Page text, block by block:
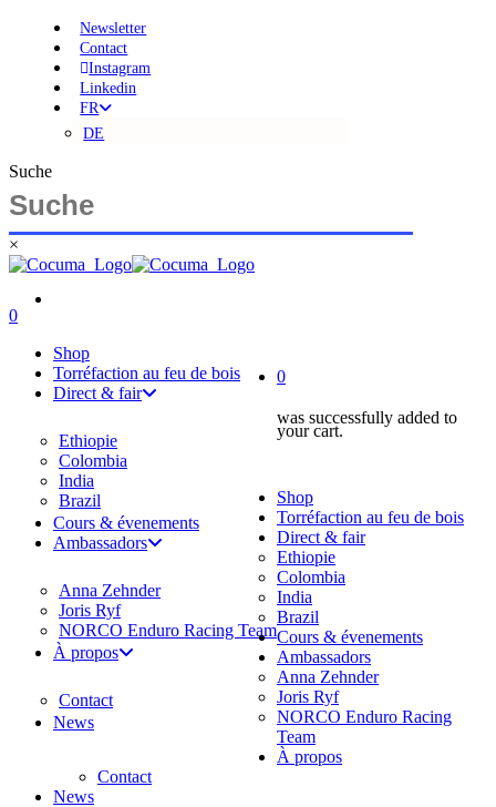
content
Newsletter
Contact
Instagram
Linkedin
FR
DE
Suche
×
Close
search
account
0
Shop
Torréfaction au feu de bois
Direct & fair
Ethiopie
Colombia
India
Brazil
Cours & évenements
Ambassadors
Anna Zehnder
Joris Ryf
NORCO Enduro Racing Team
À propos
Contact
News
0
was successfully added to
your cart.
Shop
Torréfaction au feu de bois
Direct & fair
Ethiopie
Colombia
India
Brazil
Cours & évenements
Ambassadors
Anna Zehnder
Joris Ryf
NORCO Enduro Racing
Team
À propos
Contact
News